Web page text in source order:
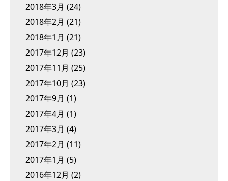
2018年3月 (24)
2018年2月 (21)
2018年1月 (21)
2017年12月 (23)
2017年11月 (25)
2017年10月 (23)
2017年9月 (1)
2017年4月 (1)
2017年3月 (4)
2017年2月 (11)
2017年1月 (5)
2016年12月 (2)